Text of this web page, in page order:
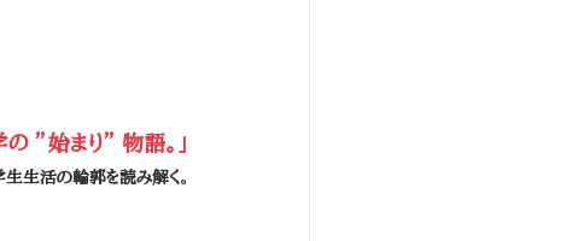
”始まり” 物語。」
生活の輪郭を読み解く。